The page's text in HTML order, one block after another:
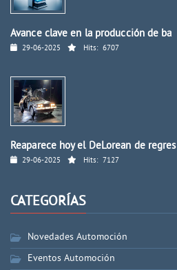
Avance clave en la producción de ba
29-06-2025 Hits: 6707
Reaparece hoy el DeLorean de regres
29-06-2025 Hits: 7127
CATEGORÍAS
Novedades Automoción
Eventos Automoción